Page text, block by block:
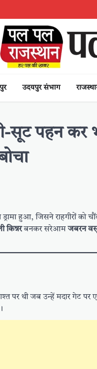
उदयपुर संभाग
पहन कर
हुआ, जिसने राहगीरों
किन्नरबनकर सरेआमजबरन
पर थी जब उन्हें मदार गेट पर